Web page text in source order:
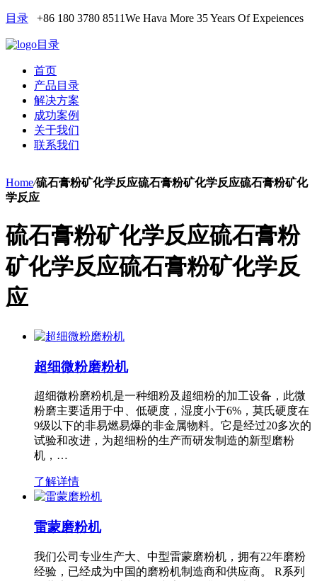
目录 +86 180 3780 8511We Hava More 35 Years Of Expeiences
目录
首页
产品目录
解决方案
成功案例
关于我们
联系我们
Home/硫石膏粉矿化学反应硫石膏粉矿化学反应硫石膏粉矿化
学反应
硫石膏粉矿化学反应硫石膏粉
矿化学反应硫石膏粉矿化学反
应
超细微粉磨粉机
超细微粉磨粉机是一种细粉及超细粉的加工设备，此微
粉磨主要适用于中、低硬度，湿度小于6%，莫氏硬度在
9级以下的非易燃易爆的非金属物料。它是经过20多次的
试验和改进，为超细粉的生产而研发制造的新型磨粉
机，…
了解详情
雷蒙磨粉机
我们公司专业生产大、中型雷蒙磨粉机，拥有22年磨粉
经验，已经成为中国的磨粉机制造商和供应商。 R系列